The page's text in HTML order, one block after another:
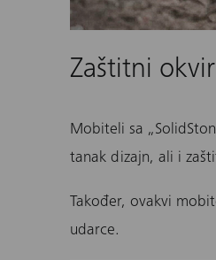
Zaštitni okvir
Mobiteli sa
tanak dizajn, ali i
Također, ovakvi
udarce.